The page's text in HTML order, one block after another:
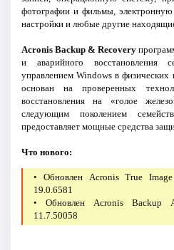
фотографии и фильмы,
настройки и любые другие
Acronis Backup & Recovery
и аварийного восстановления
управлением Windows в
основан на проверенных
восстановления на «голое
следующим поколением
предоставляет мощные средства
Что нового:
• Обновлен Acronis True
19.0.6581
• Обновлен Acronis Backup
11.7.50058